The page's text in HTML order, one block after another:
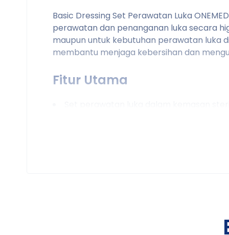
Basic Dressing Set Perawatan Luka
perawatan dan penanganan luka secara
maupun untuk kebutuhan perawatan luka
membantu menjaga kebersihan dan
Fitur Utama
Membantu menjaga prosedur
Membersihkan dan merawat luka